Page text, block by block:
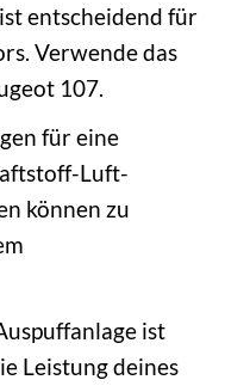
entscheidend für
Verwende das
107.
für eine
Luft-
können zu
ist
Leistung deines